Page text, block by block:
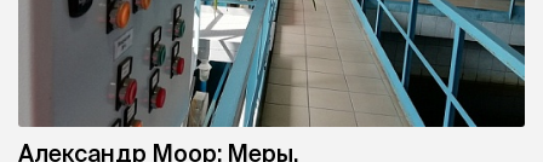
Александр Моор: Меры,